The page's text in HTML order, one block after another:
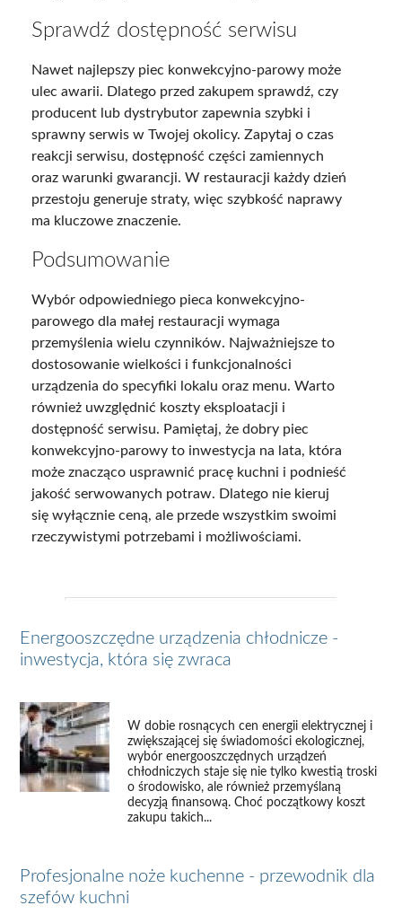
Sprawdź dostępność serwisu
Nawet najlepszy piec konwekcyjno-parowy może
ulec awarii. Dlatego przed zakupem sprawdź, czy
producent lub dystrybutor zapewnia szybki i
sprawny serwis w Twojej okolicy. Zapytaj o czas
reakcji serwisu, dostępność części zamiennych
oraz warunki gwarancji. W restauracji każdy dzień
przestoju generuje straty, więc szybkość naprawy
ma kluczowe znaczenie.
Podsumowanie
Wybór odpowiedniego pieca konwekcyjno-
parowego dla małej restauracji wymaga
przemyślenia wielu czynników. Najważniejsze to
dostosowanie wielkości i funkcjonalności
urządzenia do specyfiki lokalu oraz menu. Warto
również uwzględnić koszty eksploatacji i
dostępność serwisu. Pamiętaj, że dobry piec
konwekcyjno-parowy to inwestycja na lata, która
może znacząco usprawnić pracę kuchni i podnieść
jakość serwowanych potraw. Dlatego nie kieruj
się wyłącznie ceną, ale przede wszystkim swoimi
rzeczywistymi potrzebami i możliwościami.
Energooszczędne urządzenia chłodnicze -
inwestycja, która się zwraca
W dobie rosnących cen energii elektrycznej i
zwiększającej się świadomości ekologicznej,
wybór energooszczędnych urządzeń
chłodniczych staje się nie tylko kwestią troski
o środowisko, ale również przemyślaną
decyzją finansową. Choć początkowy koszt
zakupu takich...
Profesjonalne noże kuchenne - przewodnik dla
szefów kuchni